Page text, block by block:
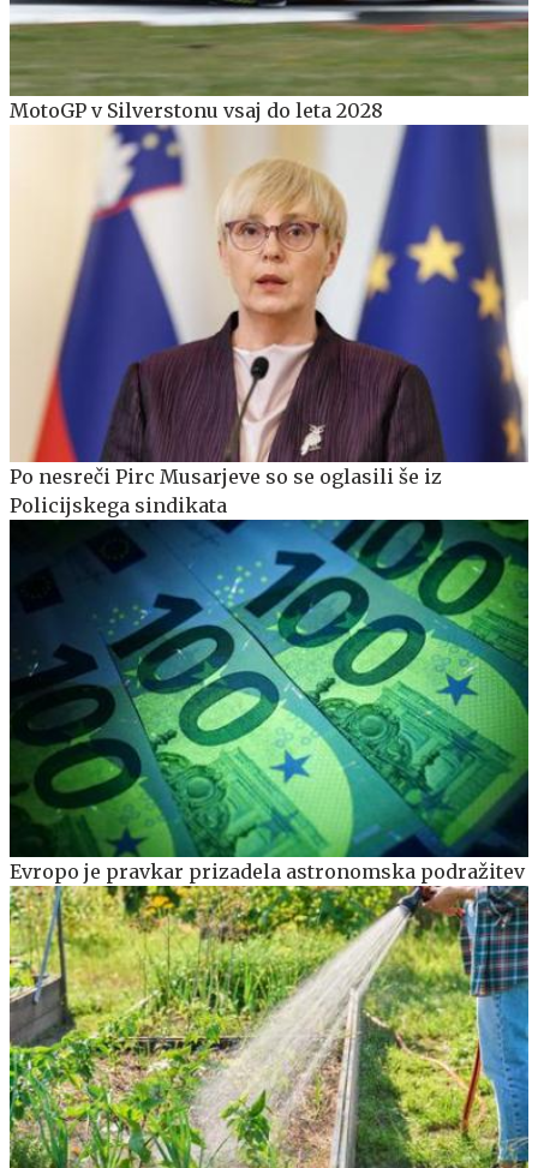
MotoGP v Silverstonu vsaj do leta 2028
Po nesreči Pirc Musarjeve so se oglasili še iz
Policijskega sindikata
Evropo je pravkar prizadela astronomska podražitev